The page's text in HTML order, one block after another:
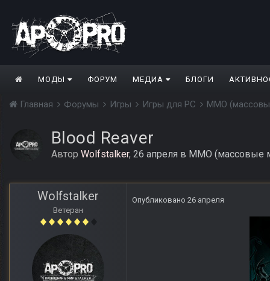
МОДЫ ФОРУМ МЕДИА БЛОГИ
Главная Форумы Игры Игры для PC MMО
Blood Reaver
Автор Wolfstalker, 26 апреля в MMО (массовые
Wolfstalker
Ветеран
Опубликовано 26 апреля